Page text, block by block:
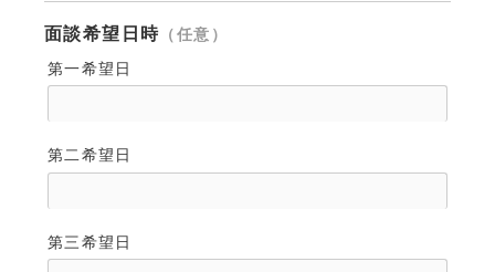
面談希望日時 （任意）
第一希望日
第二希望日
第三希望日